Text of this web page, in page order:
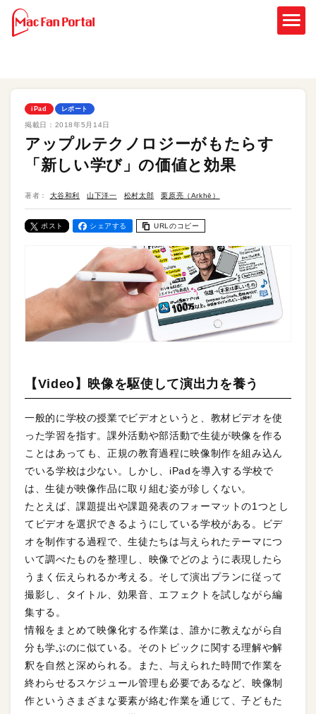
iPad レポート
掲載日： 2018年5月14日
アップルテクノロジーがもたらす
「新しい学び」の価値と効果
著者： 大谷和利 山下洋一 松村太郎 栗原亮（Arkhē）
ポスト シェアする URLのコピー
【Video】映像を駆使して演出力を養う
一般的に学校の授業でビデオというと、教材ビデオを使
った学習を指す。課外活動や部活動で生徒が映像を作る
ことはあっても、正規の教育過程に映像制作を組み込ん
でいる学校は少ない。しかし、iPadを導入する学校で
は、生徒が映像作品に取り組む姿が珍しくない。
たとえば、課題提出や課題発表のフォーマットの1つとし
てビデオを選択できるようにしている学校がある。ビデ
オを制作する過程で、生徒たちは与えられたテーマにつ
いて調べたものを整理し、映像でどのように表現したら
うまく伝えられるか考える。そして演出プランに従って
撮影し、タイトル、効果音、エフェクトを試しながら編
集する。
情報をまとめて映像化する作業は、誰かに教えながら自
分も学ぶのに似ている。そのトピックに関する理解や解
釈を自然と深められる。また、与えられた時間で作業を
終わらせるスケジュール管理も必要であるなど、映像制
作というさまざまな要素が絡む作業を通じて、子どもた